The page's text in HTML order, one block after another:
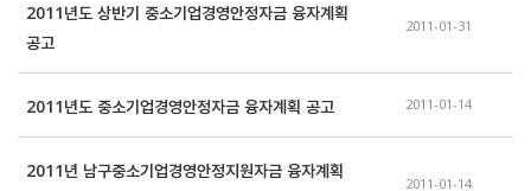
2011년도 상반기 중소기업경영안정자금 융자계획
공고
2011-01-31
2011년도 중소기업경영안정자금 융자계획 공고 2011-01-14
2011년 남구중소기업경영안정지원자금 융자계획
2011-01-14